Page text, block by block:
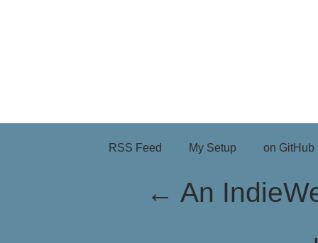
RSS Feed My Setup on GitHub
← An